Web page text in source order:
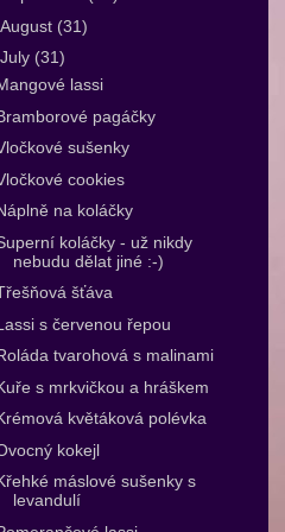
August (31)
July (31)
lassi
pagáčky
sušenky
cookies
na koláčky
koláčky - už nikdy
nebudu dělat jiné :-)
šťáva
s červenou řepou
tvarohová s malinami
s mrkvičkou a hráškem
květáková polévka
kokejl
máslové sušenky s
levandulí